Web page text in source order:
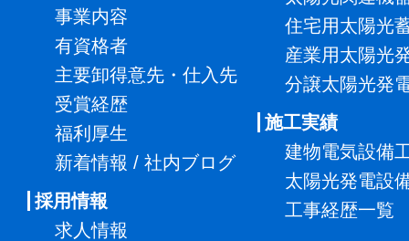
事業内容
有資格者
主要卸得意先・仕入先
受賞経歴
福利厚生
新着情報 / 社内ブログ
採用情報
求人情報
住宅用太陽光
産業用太陽光
分譲太陽光発
施工実績
建物電気設備
太陽光発電設
工事経歴一覧